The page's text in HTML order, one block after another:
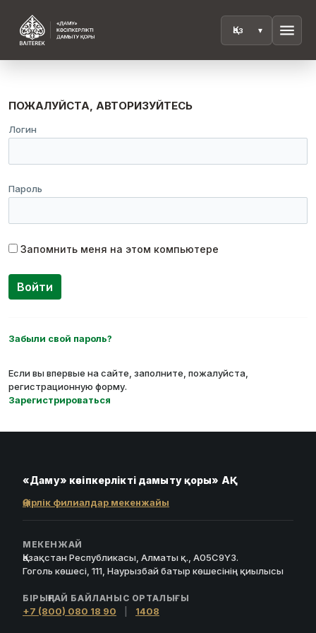
menu
ПОЖАЛУЙСТА, АВТОРИЗУЙТЕСЬ
Логин
Пароль
Запомнить меня на этом компьютере
Забыли свой пароль?
Если вы впервые на сайте, заполните, пожалуйста,
регистрационную форму.
Зарегистрироваться
«Даму» кәсіпкерлікті дамыту қоры» АҚ
Өңірлік филиалдар мекенжайы
МЕКЕНЖАЙ
Қазақстан Республикасы, Алматы қ., A05C9Y3.
Гоголь көшесі, 111, Наурызбай батыр көшесінің қиылысы
БІРЫҢҒАЙ БАЙЛАНЫС ОРТАЛЫҒЫ
+7 (800) 080 18 90 1408